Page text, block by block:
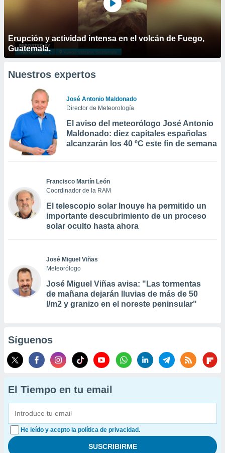
Erupción y actividad intensa en el volcán de Fuego,
Guatemala.
Nuestros expertos
José Antonio Maldonado
Director de Meteorología
El aviso del meteorólogo José Antonio
Maldonado: diez capitales españolas
alcanzarán los 40 ºC este fin de semana
Francisco Martín León
Coordinador de la RAM
El telescopio solar Inouye ha permitido un
importante descubrimiento de un proceso
solar oculto hasta ahora
José Miguel Viñas
Meteorólogo
José Miguel Viñas avisa: "Las tormentas
de mañana dejarán lluvias de más de 50
l/m2 y granizo en el noreste peninsular"
Síguenos
El Tiempo en tu email
He leído y acepto la política de privacidad.